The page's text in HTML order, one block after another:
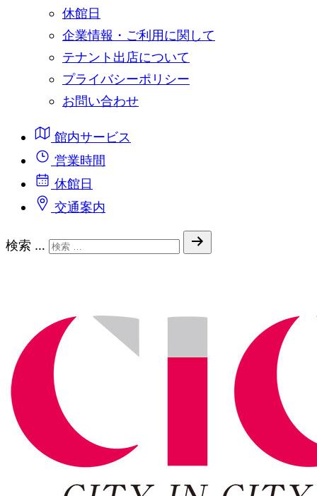
休館日
企業情報・ご利用に関して
テナント出店について
プライバシーポリシー
お問い合わせ
館内サービス
営業時間
休館日
交通案内
検索 …